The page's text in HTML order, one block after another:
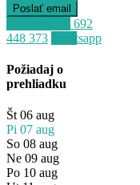
+34 692
448 373
Whatsapp
Požiadaj o
prehliadku
Št 06 aug
Pi 07 aug
So 08 aug
Ne 09 aug
Po 10 aug